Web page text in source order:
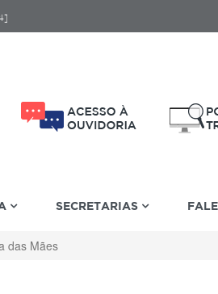
SECRETARIAS
das Mães